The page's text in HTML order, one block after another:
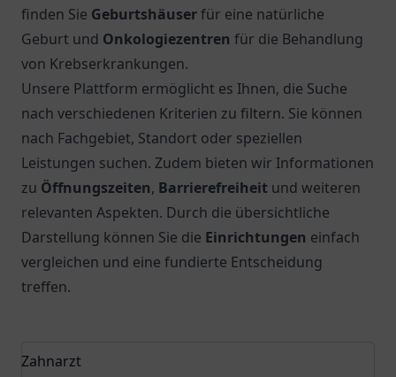
finden Sie Geburtshäuserfür eine natürliche
Geburt und Onkologiezentren für die Behandlung
von Krebserkrankungen.
Unsere Plattform ermöglicht es Ihnen, die Suche
nach verschiedenen Kriterien zu filtern. Sie können
nach Fachgebiet, Standort oder speziellen
Leistungen suchen. Zudem bieten wir Informationen
zu Öffnungszeiten, Barrierefreiheit und weiteren
relevanten Aspekten. Durch die übersichtliche
Darstellung können Sie die Einrichtungen einfach
vergleichen und eine fundierte Entscheidung
treffen.